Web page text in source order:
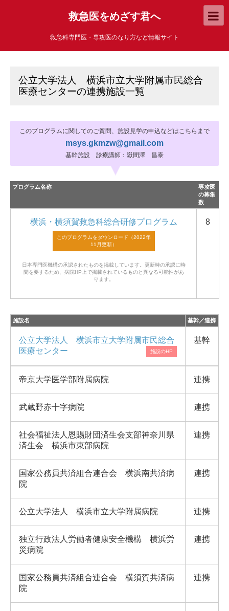
救急医をめざす君へ
救急科専門医・専攻医のなり方など情報サイト
公立大学法人 横浜市立大学附属市民総合
医療センターの連携施設一覧
このプログラムに関してのご質問、施設見学の申込などはこちらまで
msys.gkmzw@gmail.com
基幹施設 診療講師：嶽間澤 昌泰
プログラム名称
専攻医
の募集
数
横浜・横須賀救急科総合研修プログラム
日本専門医機構の承認されたものを掲載しています。 更新時の承認に時
間を要するため、病院HP上で掲載されているものと異なる可能性があ
ります。
8
施設名 基幹／連携
公立大学法人 横浜市立大学附属市民総合
医療センター
基幹
帝京大学医学部附属病院 連携
武蔵野赤十字病院 連携
社会福祉法人恩賜財団済生会支部神奈川県
済生会 横浜市東部病院
連携
国家公務員共済組合連合会 横浜南共済病
院
連携
公立大学法人 横浜市立大学附属病院 連携
独立行政法人労働者健康安全機構 横浜労
災病院
連携
国家公務員共済組合連合会 横須賀共済病
院
連携